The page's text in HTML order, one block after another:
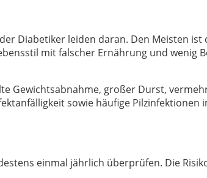
Diabetiker leiden daran. Den Meisten
mit falscher Ernährung und wenig
Gewichtsabnahme, großer Durst,
sowie häufige
einmal jährlich überprüfen. Die